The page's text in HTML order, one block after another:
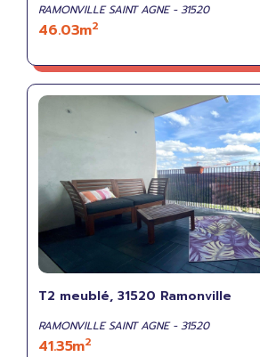
RAMONVILLE SAINT AGNE - 31520
46.03m2
T2 meublé, 31520 Ramonville
RAMONVILLE SAINT AGNE - 31520
41.35m2